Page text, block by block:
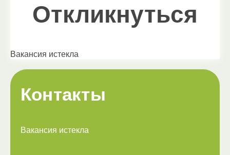
Откликнуться
Вакансия истекла
Контакты
Вакансия истекла